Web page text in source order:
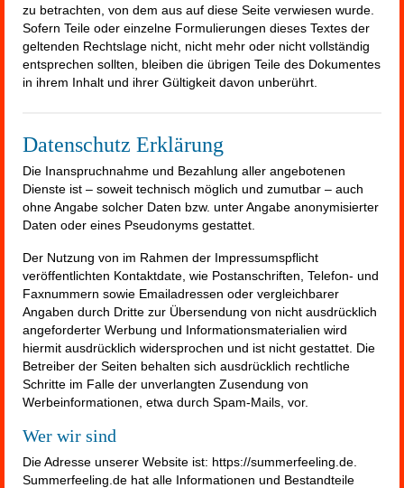
zu betrachten, von dem aus auf diese Seite verwiesen wurde.
Sofern Teile oder einzelne Formulierungen dieses Textes der
geltenden Rechtslage nicht, nicht mehr oder nicht vollständig
entsprechen sollten, bleiben die übrigen Teile des Dokumentes
in ihrem Inhalt und ihrer Gültigkeit davon unberührt.
Datenschutz Erklärung
Die Inanspruchnahme und Bezahlung aller angebotenen
Dienste ist – soweit technisch möglich und zumutbar – auch
ohne Angabe solcher Daten bzw. unter Angabe anonymisierter
Daten oder eines Pseudonyms gestattet.
Der Nutzung von im Rahmen der Impressumspflicht
veröffentlichten Kontaktdate, wie Postanschriften, Telefon- und
Faxnummern sowie Emailadressen oder vergleichbarer
Angaben durch Dritte zur Übersendung von nicht ausdrücklich
angeforderter Werbung und Informationsmaterialien wird
hiermit ausdrücklich widersprochen und ist nicht gestattet. Die
Betreiber der Seiten behalten sich ausdrücklich rechtliche
Schritte im Falle der unverlangten Zusendung von
Werbeinformationen, etwa durch Spam-Mails, vor.
Wer wir sind
Die Adresse unserer Website ist: https://summerfeeling.de.
Summerfeeling.de hat alle Informationen und Bestandteile